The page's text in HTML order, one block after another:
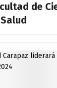
de